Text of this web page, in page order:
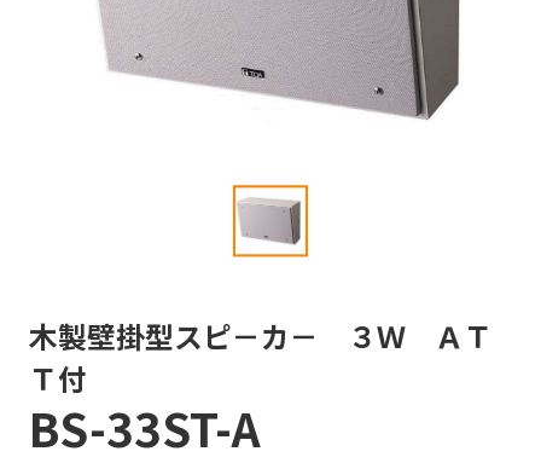
木製壁掛型スピ－カ－ ３Ｗ ＡＴ
Ｔ付
BS-33ST-A